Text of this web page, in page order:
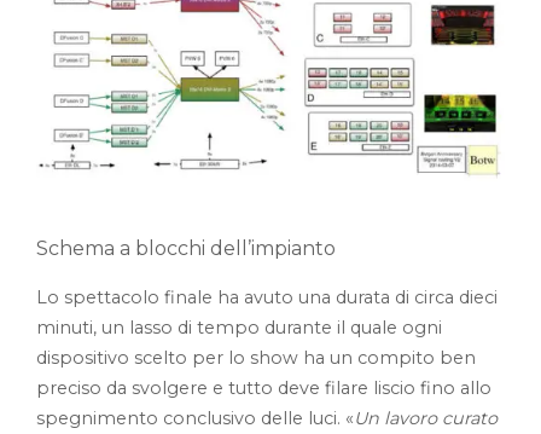
Schema a blocchi dell’impianto
Lo spettacolo finale ha avuto una durata di circa dieci
minuti, un lasso di tempo durante il quale ogni
dispositivo scelto per lo show ha un compito ben
preciso da svolgere e tutto deve filare liscio fino allo
spegnimento conclusivo delle luci. «Un lavoro curato